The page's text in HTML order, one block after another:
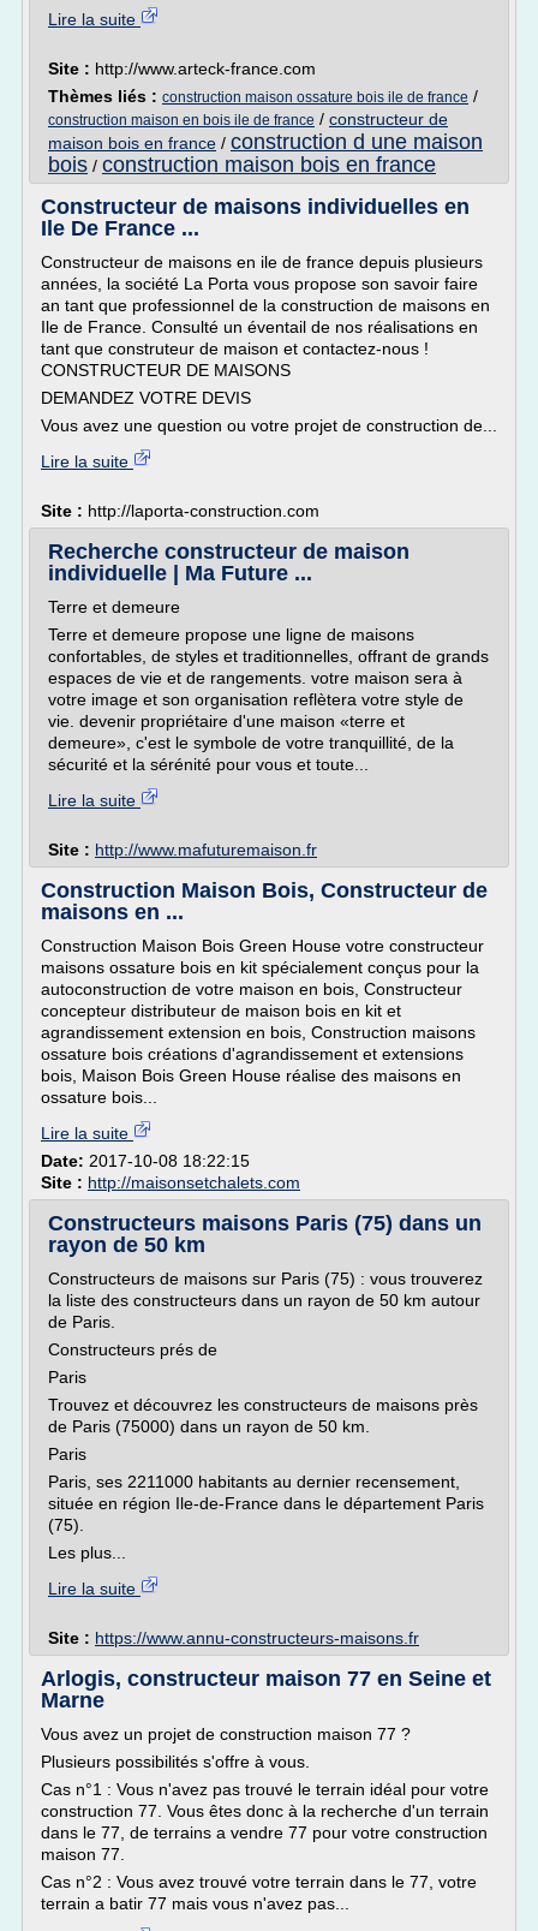
Lire la suite
Site : http://www.arteck-france.com
Thèmes liés : construction maison ossature bois ile de france /
construction maison en bois ile de france / constructeur de
maison bois en france / construction d une maison
bois / construction maison bois en france
Constructeur de maisons individuelles en
Ile De France ...
Constructeur de maisons en ile de france depuis plusieurs
années, la société La Porta vous propose son savoir faire
an tant que professionnel de la construction de maisons en
Ile de France. Consulté un éventail de nos réalisations en
tant que construteur de maison et contactez-nous !
CONSTRUCTEUR DE MAISONS
DEMANDEZ VOTRE DEVIS
Vous avez une question ou votre projet de construction de...
Lire la suite
Site : http://laporta-construction.com
Recherche constructeur de maison
individuelle | Ma Future ...
Terre et demeure
Terre et demeure propose une ligne de maisons
confortables, de styles et traditionnelles, offrant de grands
espaces de vie et de rangements. votre maison sera à
votre image et son organisation reflètera votre style de
vie. devenir propriétaire d'une maison «terre et
demeure», c'est le symbole de votre tranquillité, de la
sécurité et la sérénité pour vous et toute...
Lire la suite
Site : http://www.mafuturemaison.fr
Construction Maison Bois, Constructeur de
maisons en ...
Construction Maison Bois Green House votre constructeur
maisons ossature bois en kit spécialement conçus pour la
autoconstruction de votre maison en bois, Constructeur
concepteur distributeur de maison bois en kit et
agrandissement extension en bois, Construction maisons
ossature bois créations d'agrandissement et extensions
bois, Maison Bois Green House réalise des maisons en
ossature bois...
Lire la suite
Date: 2017-10-08 18:22:15
Site : http://maisonsetchalets.com
Constructeurs maisons Paris (75) dans un
rayon de 50 km
Constructeurs de maisons sur Paris (75) : vous trouverez
la liste des constructeurs dans un rayon de 50 km autour
de Paris.
Constructeurs prés de
Paris
Trouvez et découvrez les constructeurs de maisons près
de Paris (75000) dans un rayon de 50 km.
Paris
Paris, ses 2211000 habitants au dernier recensement,
située en région Ile-de-France dans le département Paris
(75).
Les plus...
Lire la suite
Site : https://www.annu-constructeurs-maisons.fr
Arlogis, constructeur maison 77 en Seine et
Marne
Vous avez un projet de construction maison 77 ?
Plusieurs possibilités s'offre à vous.
Cas n°1 : Vous n'avez pas trouvé le terrain idéal pour votre
construction 77. Vous êtes donc à la recherche d'un terrain
dans le 77, de terrains a vendre 77 pour votre construction
maison 77.
Cas n°2 : Vous avez trouvé votre terrain dans le 77, votre
terrain a batir 77 mais vous n'avez pas...